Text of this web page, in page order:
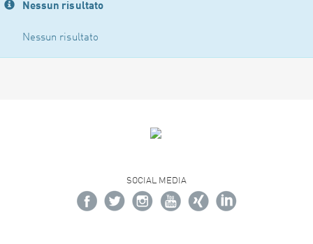
Nessun risultato
Nessun risultato
SOCIAL MEDIA